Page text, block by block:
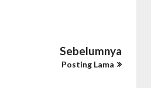
Sebelumnya
Posting Lama